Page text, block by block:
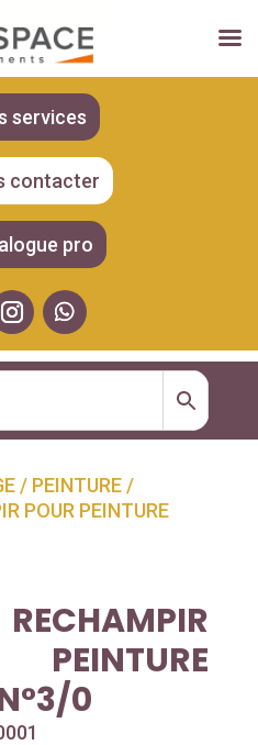
services
contacter
pro
/ PEINTURE/
POUR PEINTURE
0